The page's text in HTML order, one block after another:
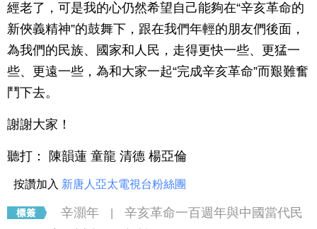
經老了，可是我的心仍然希望自己能夠在“辛亥革命的
新俠義精神”的鼓舞下，跟在我們年輕的朋友們後面，
為我們的民族、國家和人民，走得更快一些、更猛一
些、更遠一些，為和大家一起“完成辛亥革命”而艱難奮
鬥下去。
謝謝大家！
聽打： 陳韻蓮 童龍 清德 楊亞倫
按讚加入 新唐人亞太電視台粉絲團
辛灝年
辛亥革命一百週年與中國當代民